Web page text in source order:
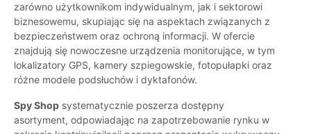
zarówno użytkownikom indywidualnym, jak i sektorowi
biznesowemu, skupiając się na aspektach związanych z
bezpieczeństwem oraz ochroną informacji. W ofercie
znajdują się nowoczesne urządzenia monitorujące, w tym
lokalizatory GPS, kamery szpiegowskie, fotopułapki oraz
różne modele podsłuchów i dyktafonów.
Spy Shop systematycznie poszerza dostępny
asortyment, odpowiadając na zapotrzebowanie rynku w